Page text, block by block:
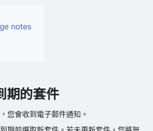
期的套件
您會收到電子郵件通知。